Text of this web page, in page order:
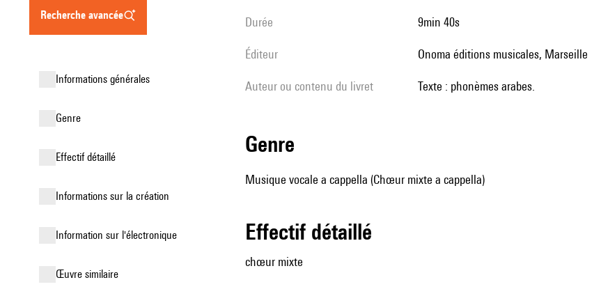
recherche avancée
informations générales
genre
effectif détaillé
informations sur la création
Information sur l'électronique
œuvre similaire
durée 9min 40s
éditeur Onoma éditions musicales, Marseille
Auteur ou contenu du livret Texte : phonèmes arabes.
genre
Musique vocale a cappella (Chœur mixte a cappella)
effectif détaillé
chœur mixte